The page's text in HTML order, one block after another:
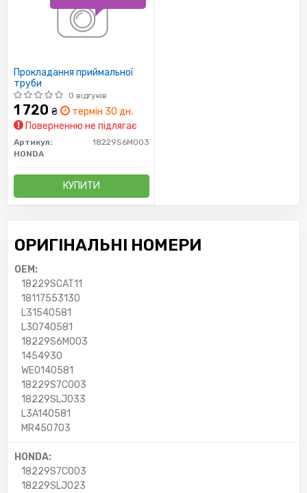
Прокладання приймальної
труби
0 відгуків
1 720 ₴
термін 30 дн.
Поверненню не підлягає
Артикул:
18229S6M003
HONDA
КУПИТИ
ОРИГІНАЛЬНІ НОМЕРИ
OEM:
18229SCAT11
18117553130
L31540581
L30740581
18229S6M003
1454930
WE0140581
18229S7C003
18229SLJ033
L3A140581
MR450703
HONDA:
18229S7C003
18229SLJ023